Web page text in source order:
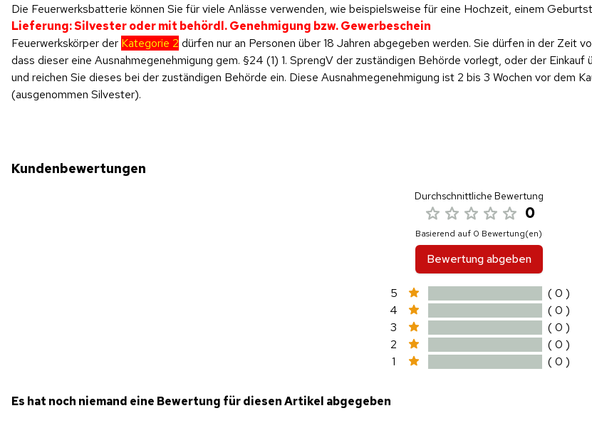
Die Feuerwerksbatterie können Sie für viele Anlässe verwenden, wie beispielsweise für eine Hochzeit, einem
Lieferung: Silvester oder mit behördl. Genehmigung bzw. Gewerbeschein
Feuerwerkskörper der Kategorie 2 dürfen nur an Personen über 18 Jahren abgegeben werden. Sie dürfen in der Zeit
dass dieser eine Ausnahmegenehmigung gem. §24 (1) 1. SprengV der zuständigen Behörde vorlegt, oder der
und reichen Sie dieses bei der zuständigen Behörde ein. Diese Ausnahmegenehmigung ist 2 bis 3 Wochen vor dem
(ausgenommen Silvester).
Kundenbewertungen
Durchschnittliche Bewertung
0
Basierend auf 0 Bewertung(en)
Bewertung abgeben
5
( 0 )
4
( 0 )
3
( 0 )
2
( 0 )
1
( 0 )
Es hat noch niemand eine Bewertung für diesen Artikel abgegeben